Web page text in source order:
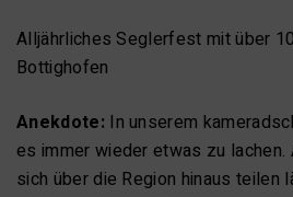
Alljährliches Seglerfest mit über
Bottighofen
Anekdote: In unserem
es immer wieder etwas zu lachen.
sich über die Region hinaus teilen